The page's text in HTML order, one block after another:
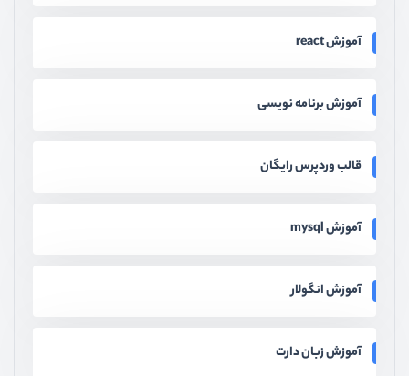
آموزش react
آموزش برنامه نویسی
قالب وردپرس رایگان
آموزش mysql
آموزش انگولار
آموزش زبان دارت